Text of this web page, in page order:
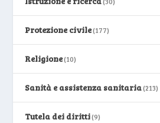
Protezione civile(177)
Religione(10)
Sanità e assistenza sanitaria(213)
Tutela dei diritti(9)